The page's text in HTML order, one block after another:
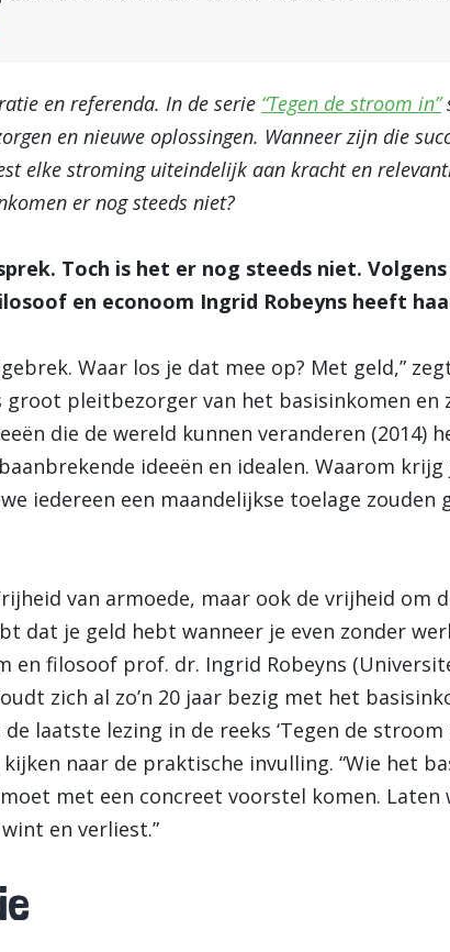
en referenda. In de serie “Tegen de stroom in”
en nieuwe oplossingen. Wanneer zijn die
elke stroming uiteindelijk aan kracht en
er nog steeds niet?
Toch is het er nog steeds niet.
en econoom Ingrid Robeyns heeft
Waar los je dat mee op? Met geld,”
groot pleitbezorger van het basisinkomen en
die de wereld kunnen veranderen (2014)
ideeën en idealen. Waarom
iedereen een maandelijkse toelage zouden
van armoede, maar ook de vrijheid om
dat je geld hebt wanneer je even zonder
en filosoof prof. dr. Ingrid Robeyns
zich al zo’n 20 jaar bezig met het
laatste lezing in de reeks ‘Tegen de stroom
naar de praktische invulling. “Wie het
met een concreet voorstel komen. Laten
en verliest.”